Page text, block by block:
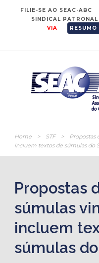
FILIE-SE AO SEAC-ABC
SINDICAL PATRONAL
VIA
Home > STF >
Propostas
incluem textos de súmulas do
Propostas
súmulas
incluem
súmulas